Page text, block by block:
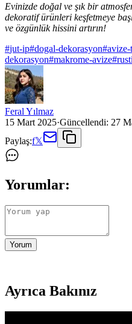
Evinizde doğal ve şık bir
dekoratif ürünleri keşfetmeye
ve özgünlük hissini artırın!
#jut-ip#dogal-dekorasyon#avize-
dekorasyon#makrome-avize#
Feral Yılmaz
15 Mart 2025·Güncellendi: 27
Paylaş:f𝕏
Yorumlar:
Yorum
Ayrıca Bakınız